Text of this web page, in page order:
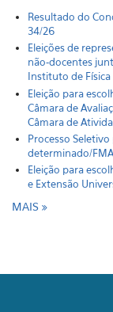
Resultado do
34/26
Eleições de
não-docentes
Instituto de Física
Eleição para
Câmara de
Câmara de
Processo
determinado/
Eleição para
e Extensão
MAIS